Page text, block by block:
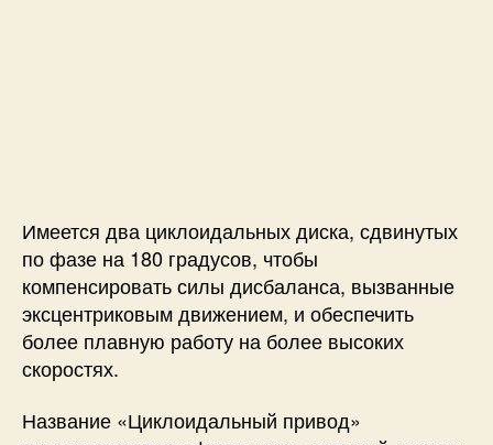
Имеется два циклоидальных диска, сдвинутых
по фазе на 180 градусов, чтобы
компенсировать силы дисбаланса, вызванные
эксцентриковым движением, и обеспечить
более плавную работу на более высоких
скоростях.
Название «Циклоидальный привод»